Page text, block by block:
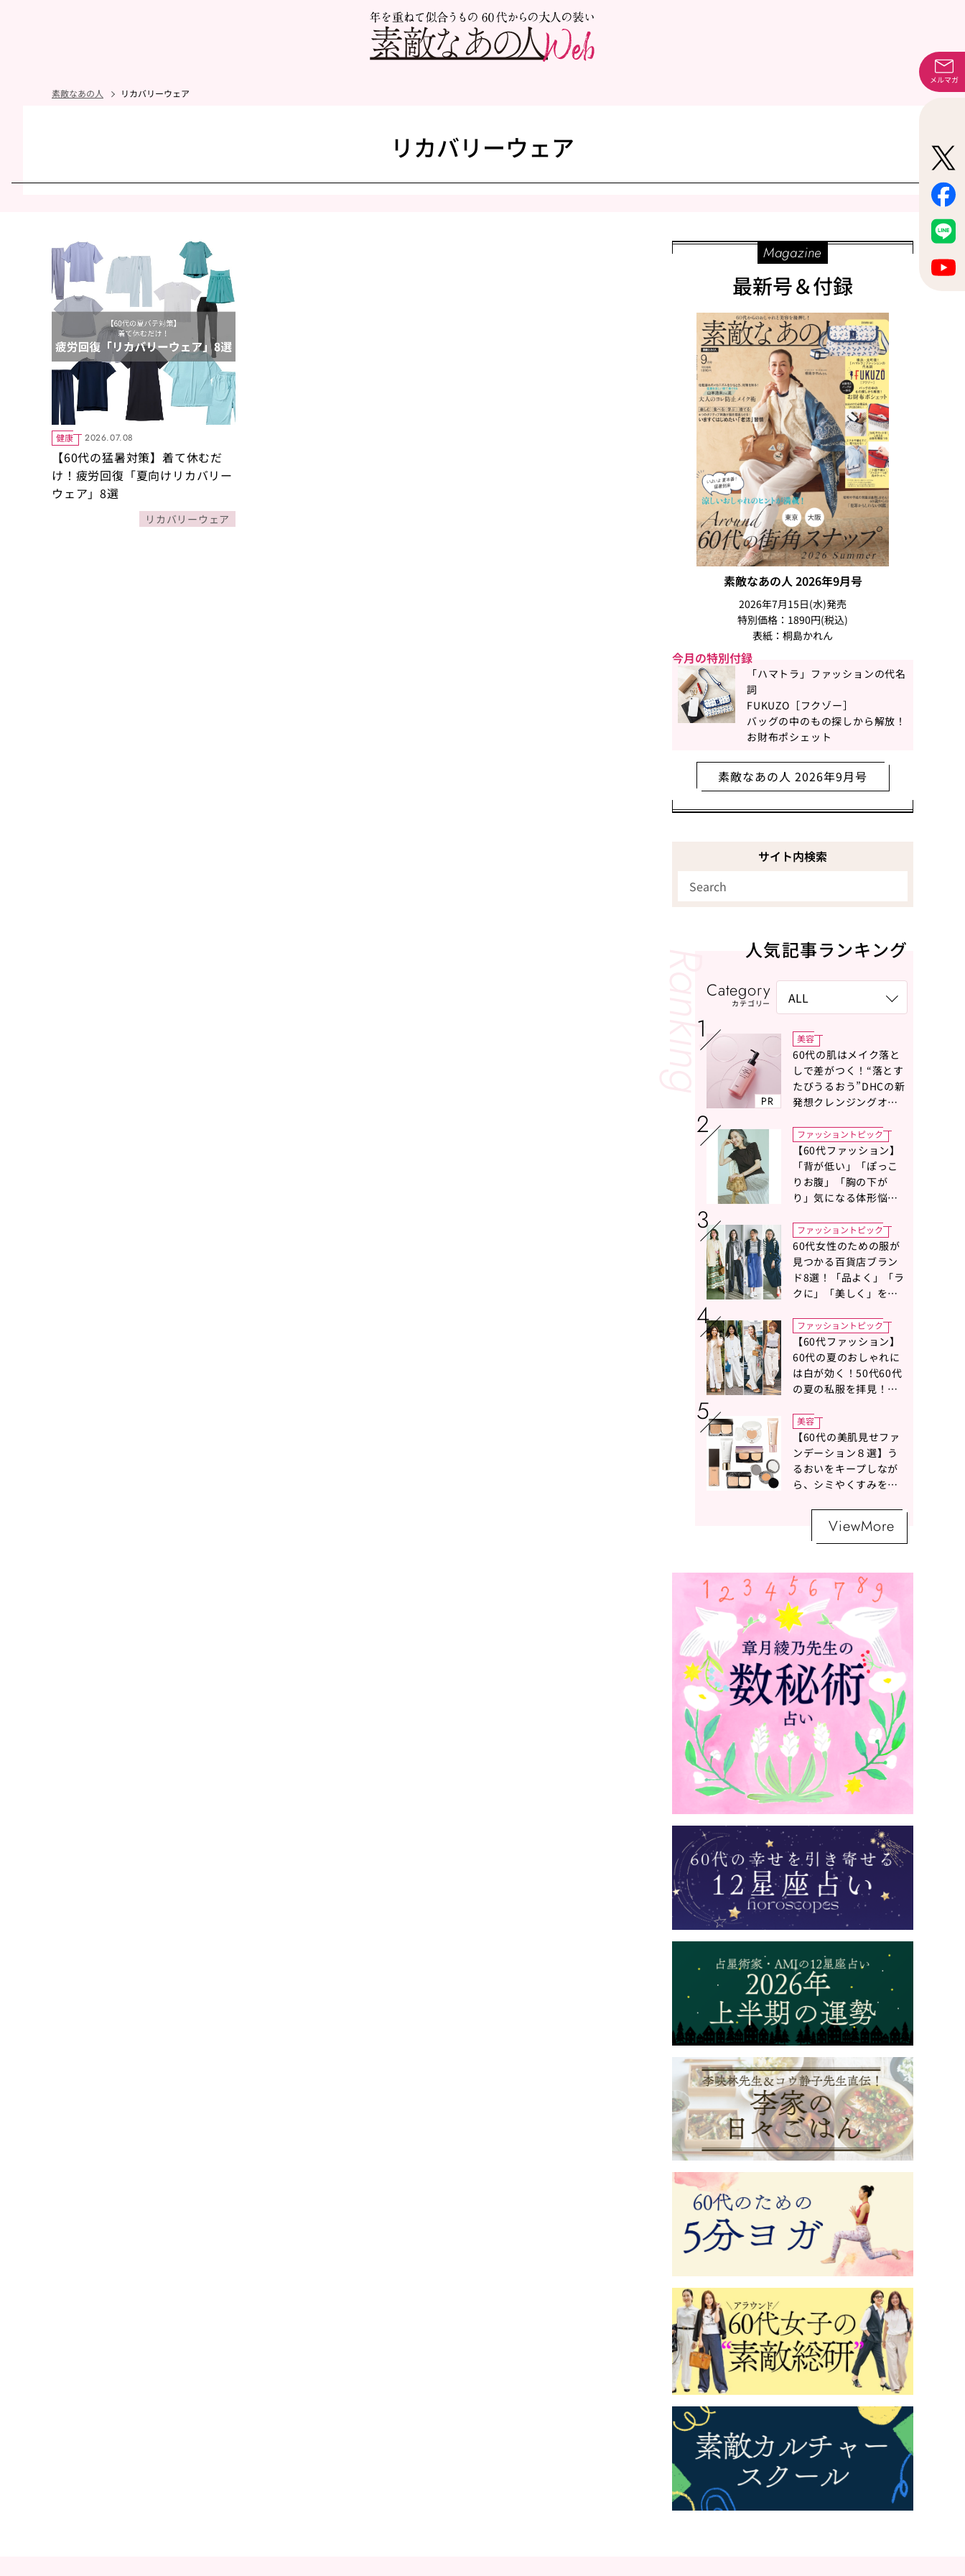
素敵なあの人 リカバリーウェア
リカバリーウェア
健康 2026.07.08
【60代の猛暑対策】着て休むだ
け！疲労回復「夏向けリカバリー
ウェア」8選
リカバリーウェア
Magazine
最新号＆付録
素敵なあの人 2026年9月号
2026年7月15日(水)発売
特別価格：1890円(税込)
表紙：桐島かれん
今月の特別付録
「ハマトラ」ファッションの代名
詞
FUKUZO［フクゾー］
バッグの中のもの探しから解放！
お財布ポシェット
素敵なあの人 2026年9月号
サイト内検索
人気記事ランキング
Category
カテゴリー
PR
美容
60代の肌はメイク落と
しで差がつく！“落とす
たびうるおう”DHCの新
発想クレンジングオイ
ファッショントピック
【60代ファッション】
「背が低い」「ぽっこ
りお腹」「胸の下が
り」気になる体形悩み
の選び方〉をスタイリ
スト地曳いく子さんが
アドバイス！
ファッショントピック
60代女性のための服が
見つかる百貨店ブラン
ド8選！「品よく」「ラ
クに」「美しく」を叶
ファッショントピック
【60代ファッション】
60代の夏のおしゃれに
は白が効く！50代60代
の夏の私服を拝見！白
の魔術】
美容
【60代の美肌見せファ
ンデーション８選】う
るおいをキープしなが
ら、シミやくすみをナ
ViewMore
メルマガ